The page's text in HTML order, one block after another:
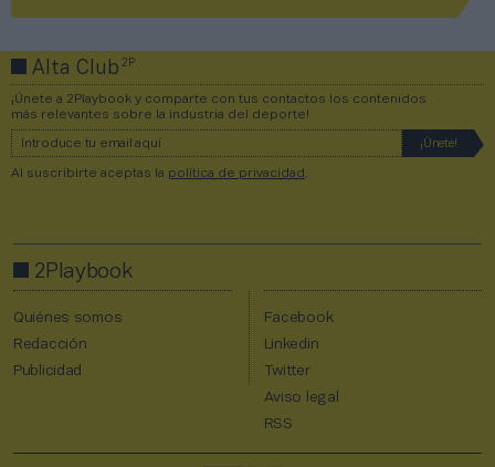
Alta Club2P
¡Únete a 2Playbook y comparte con tus contactos los contenidos
más relevantes sobre la industria del deporte!
Al suscribirte aceptas la política de privacidad
2Playbook
Quiénes somos
Redacción
Publicidad
Facebook
Linkedin
Twitter
Aviso legal
RSS